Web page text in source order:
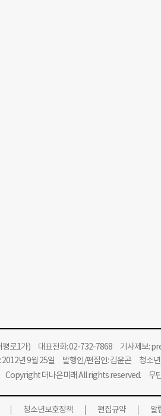
평로1가) 대표전화: 02-732-7868 기사제보:
년 9월 25일 발행인/편집인: 김윤곤 청소년
Copyright 더나은미래 All rights reserved. 무단
청소년보호정책 편집규약 알